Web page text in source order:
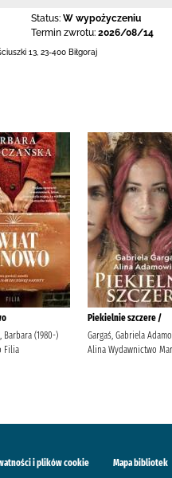
Status: W wypożyczeniu
Termin zwrotu: 2026/08/14
13 23-400 Biłgoraj
Barbara (1980-)
Filia
Piekielnie szczere /
Gargaś, Gabriela
Alina Wydawnictwo
i plików cookie Mapa bibliotek